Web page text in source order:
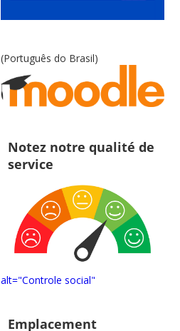
(Português do Brasil)
Notez notre qualité de
service
alt="Controle social"
Emplacement